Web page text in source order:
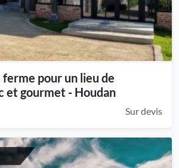
pour un lieu de
et gourmet - Houdan
Sur devis